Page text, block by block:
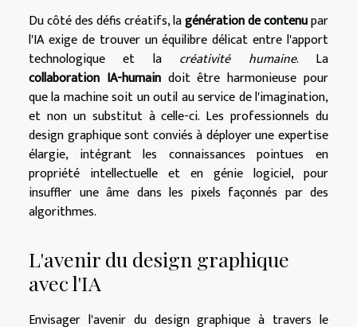
Du côté des défis créatifs, lagénération de contenupar
l'IA exige de trouver un équilibre délicat entre l'apport
technologique et la créativité humaine. La
collaboration IA-humaindoit être harmonieuse pour
que la machine soit un outil au service de l'imagination,
et non un substitut à celle-ci. Les professionnels du
design graphique sont conviés à déployer une expertise
élargie, intégrant les connaissances pointues en
propriété intellectuelle et en génie logiciel, pour
insuffler une âme dans les pixels façonnés par des
algorithmes.
L'avenir du design graphique
avec l'IA
Envisager l'avenir du design graphique à travers le